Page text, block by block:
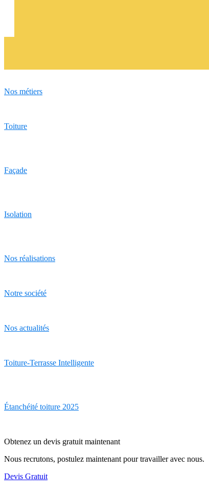
Nos métiers
Toiture
Façade
Isolation
Nos réalisations
Notre société
Nos actualités
Toiture-Terrasse Intelligente
Étanchéité toiture 2025
Obtenez un devis gratuit maintenant
Nous recrutons, postulez maintenant pour travailler avec nous.
Devis Gratuit